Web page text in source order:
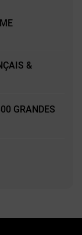
&
GRANDES